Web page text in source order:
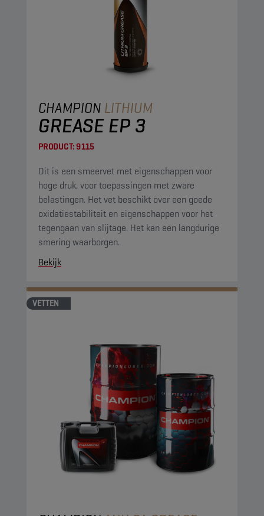
CHAMPION LITHIUM
GREASE EP 3
PRODUCT:9115
Dit is een smeervet met eigenschappen voor
hoge druk, voor toepassingen met zware
belastingen. Het vet beschikt over een goede
oxidatiestabiliteit en eigenschappen voor het
tegengaan van slijtage. Het kan een langdurige
smering waarborgen.
Bekijk
VETTEN